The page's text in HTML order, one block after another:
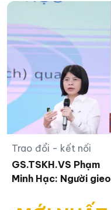
Trao đổi - kết nối
GS.TSKH.VS Phạm
Minh Hạc: Người gieo
lý giáo dục